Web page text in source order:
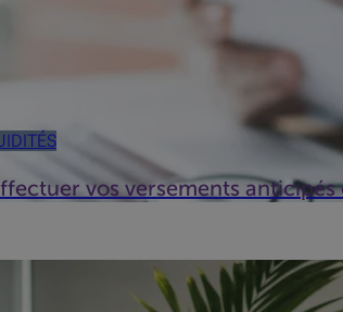
vos versements
mouvementées, la situation